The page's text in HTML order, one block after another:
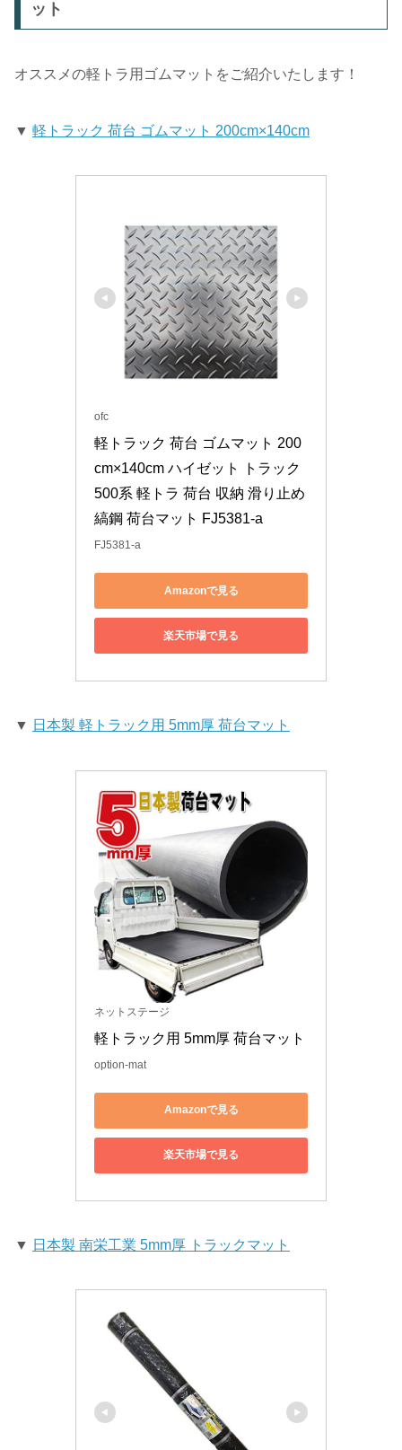
ット
オススメの軽トラ用ゴムマットをご紹介いたします！
▼ 軽トラック 荷台 ゴムマット 200cm×140cm
ofc
軽トラック 荷台 ゴムマット 200
cm×140cm ハイゼット トラック
500系 軽トラ 荷台 収納 滑り止め
縞鋼 荷台マット FJ5381-a
FJ5381-a
Amazonで見る
楽天市場で見る
▼ 日本製 軽トラック用 5mm厚 荷台マット
ネットステージ
軽トラック用 5mm厚 荷台マット
option-mat
Amazonで見る
楽天市場で見る
▼ 日本製 南栄工業 5mm厚 トラックマット